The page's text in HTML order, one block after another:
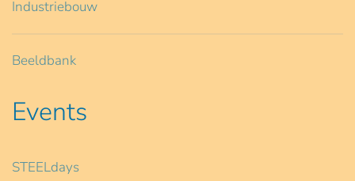
Industriebouw
Beeldbank
Events
STEELdays